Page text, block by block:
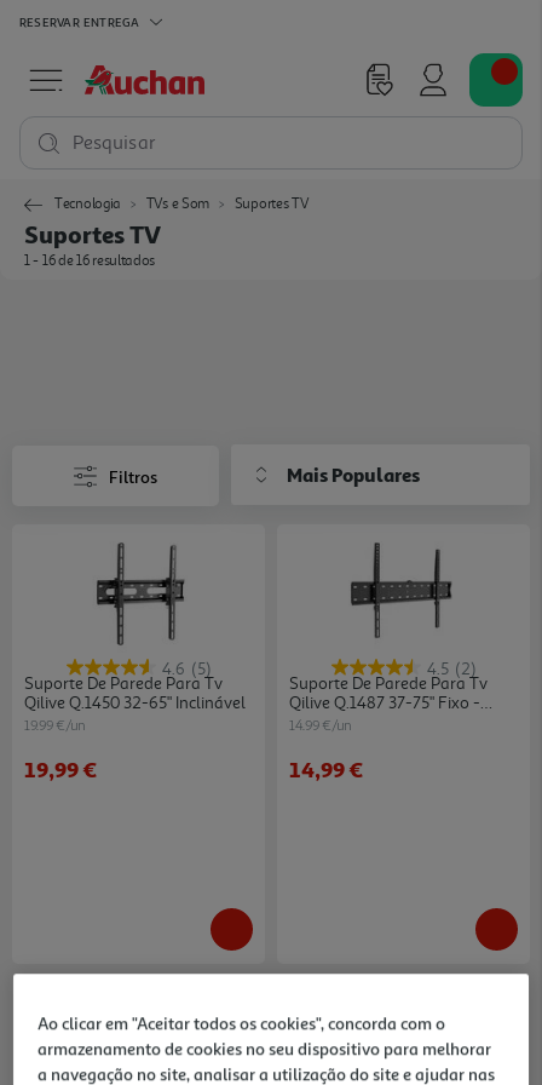
RESERVAR ENTREGA
Pesquisar
Tecnologia TVs e Som Suportes TV
Suportes TV
1 - 16 de 16 resultados
Filtros Mais Populares
4.6 (5)
Suporte De Parede Para Tv
Qilive Q.1450 32-65" Inclinável
19.99 €/un
19,99 €
4.5 (2)
Suporte De Parede Para Tv
Qilive Q.1487 37-75" Fixo -
Preto
14.99 €/un
14,99 €
Ao clicar em "Aceitar todos os cookies", concorda com o
armazenamento de cookies no seu dispositivo para melhorar
a navegação no site, analisar a utilização do site e ajudar nas